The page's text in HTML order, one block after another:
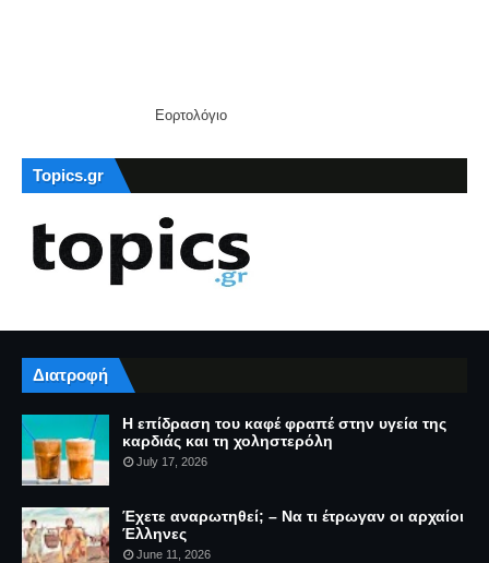
Εορτολόγιο
Topics.gr
Διατροφή
Η επίδραση του καφέ φραπέ στην υγεία της
καρδιάς και τη χοληστερόλη
July 17, 2026
Έχετε αναρωτηθεί; – Να τι έτρωγαν οι αρχαίοι
Έλληνες
June 11, 2026